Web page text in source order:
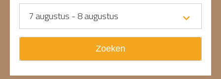
7 augustus - 8 augustus
Zoeken